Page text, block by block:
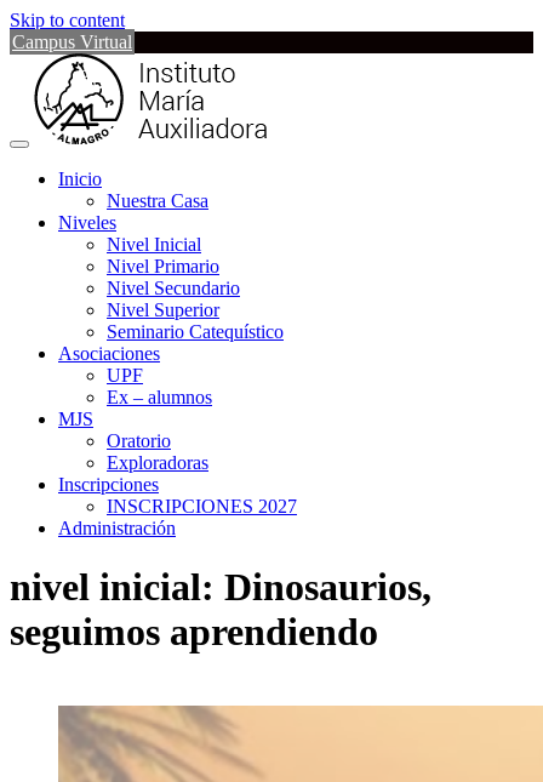
Skip to content
Campus Virtual
Inicio
Nuestra Casa
Niveles
Nivel Inicial
Nivel Primario
Nivel Secundario
Nivel Superior
Seminario Catequístico
Asociaciones
UPF
Ex – alumnos
MJS
Oratorio
Exploradoras
Inscripciones
INSCRIPCIONES 2027
Administración
nivel inicial: Dinosaurios,
seguimos aprendiendo